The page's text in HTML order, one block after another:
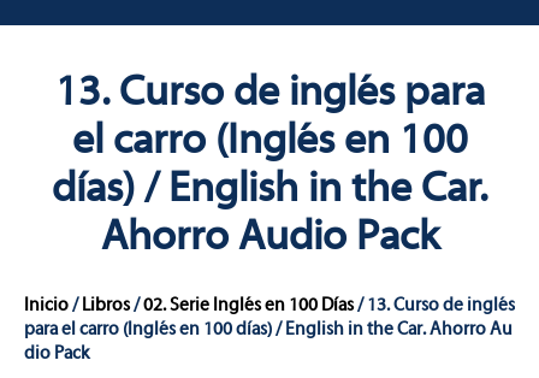
13. Curso de inglés para
el carro (Inglés en 100
días) / English in the Car.
Ahorro Audio Pack
Inicio/ Libros/02. Serie Inglés en 100 Días/ 13. Curso de inglés
para el carro (Inglés en 100 días) / English in the Car. Ahorro Au
dio Pack